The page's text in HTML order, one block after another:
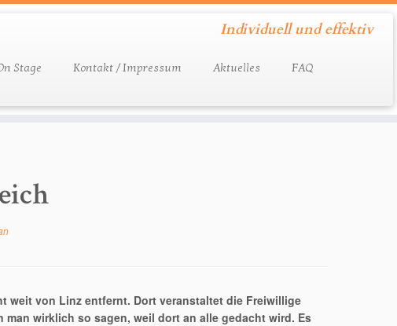
Individuell und effektiv
Stage Kontakt / Impressum Aktuelles
FAQ
weit von Linz entfernt. Dort veranstaltet die Freiwillige
wirklich so sagen, weil dort an alle gedacht wird. Es